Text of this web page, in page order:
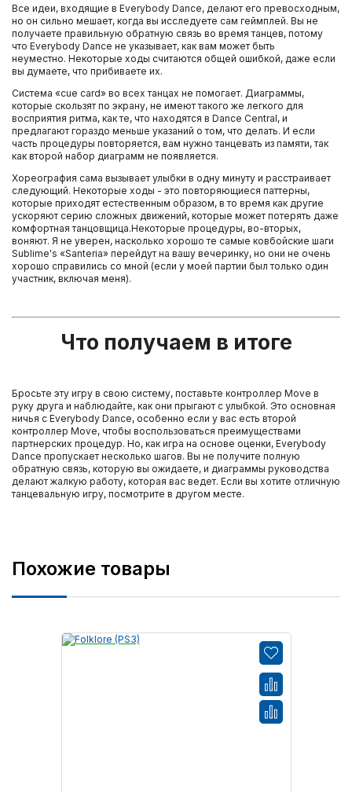
Все идеи, входящие в Everybody Dance, делают его превосходным,
но он сильно мешает, когда вы исследуете сам геймплей. Вы не
получаете правильную обратную связь во время танцев, потому
что Everybody Dance не указывает, как вам может быть
неуместно. Некоторые ходы считаются общей ошибкой, даже если
вы думаете, что прибиваете их.
Система «cue card» во всех танцах не помогает. Диаграммы,
которые скользят по экрану, не имеют такого же легкого для
восприятия ритма, как те, что находятся в Dance Central, и
предлагают гораздо меньше указаний о том, что делать. И если
часть процедуры повторяется, вам нужно танцевать из памяти, так
как второй набор диаграмм не появляется.
Хореография сама вызывает улыбки в одну минуту и расстраивает
следующий. Некоторые ходы - это повторяющиеся паттерны,
которые приходят естественным образом, в то время как другие
ускоряют серию сложных движений, которые может потерять даже
комфортная танцовщица.Некоторые процедуры, во-вторых,
воняют. Я не уверен, насколько хорошо те самые ковбойские шаги
Sublime's «Santeria» перейдут на вашу вечеринку, но они не очень
хорошо справились со мной (если у моей партии был только один
участник, включая меня).
Что получаем в итоге
Бросьте эту игру в свою систему, поставьте контроллер Move в
руку друга и наблюдайте, как они прыгают с улыбкой. Это основная
ничья с Everybody Dance, особенно если у вас есть второй
контроллер Move, чтобы воспользоваться преимуществами
партнерских процедур. Но, как игра на основе оценки, Everybody
Dance пропускает несколько шагов. Вы не получите полную
обратную связь, которую вы ожидаете, и диаграммы руководства
делают жалкую работу, которая вас ведет. Если вы хотите отличную
танцевальную игру, посмотрите в другом месте.
Похожие товары